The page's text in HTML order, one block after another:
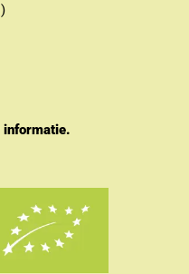
informatie.